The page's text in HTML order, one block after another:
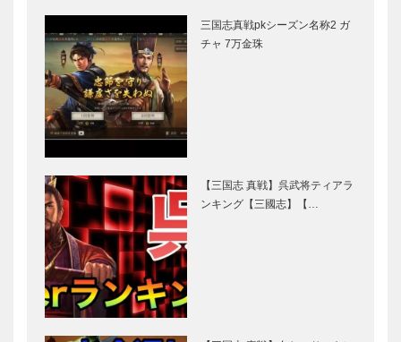
三国志真戦pkシーズン名称2 ガ
チャ 7万金珠
【三国志 真戦】呉武将ティアラ
ンキング【三國志】【…